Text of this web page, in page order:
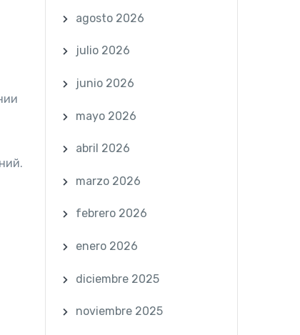
agosto 2026
julio 2026
junio 2026
mayo 2026
abril 2026
marzo 2026
febrero 2026
enero 2026
diciembre 2025
noviembre 2025